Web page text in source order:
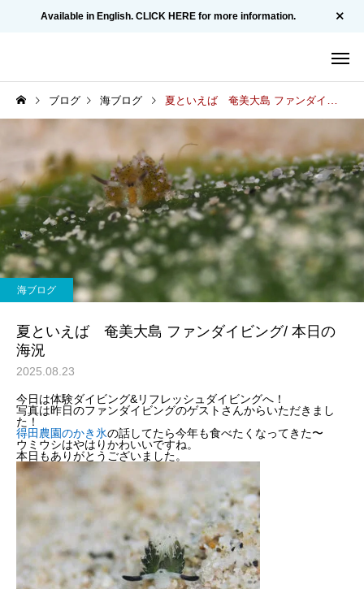
Available in English. CLICK HERE for more information.
ブログ 海ブログ 夏といえば 奄美大島 ファンダイビング/ 本日の海況
海ブログ
夏といえば 奄美大島 ファンダイビング/ 本日の
海況
2025.08.23
今日は体験ダイビング&リフレッシュダイビングへ！
写真は昨日のファンダイビングのゲストさんからいただきまし
た！
得田農園のかき氷の話してたら今年も食べたくなってきた〜
ウミウシはやはりかわいいですね。
本日もありがとうございました。